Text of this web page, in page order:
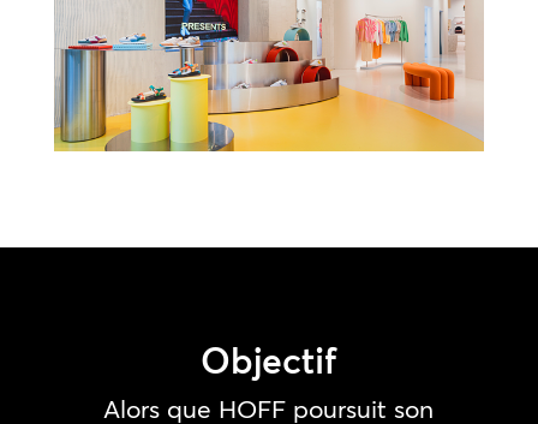
Objectif
Alors que HOFF poursuit son